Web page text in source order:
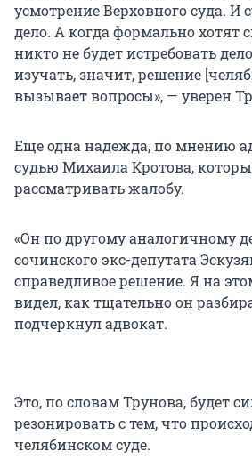
усмотрение Верховного суда. И
дело. А когда формально хотят
никто не будет истребовать
изучать, значит, решение
вызывает вопросы», — уверен
Еще одна надежда, по мнению
судью Михаила Кротова,
рассматривать жалобу.
«Он по другому аналогичному
сочинского экс-депутата
справедливое решение. Я на
видел, как тщательно он
подчеркнул адвокат.
Это, по словам Трунова, будет
резонировать с тем, что
челябинском суде.